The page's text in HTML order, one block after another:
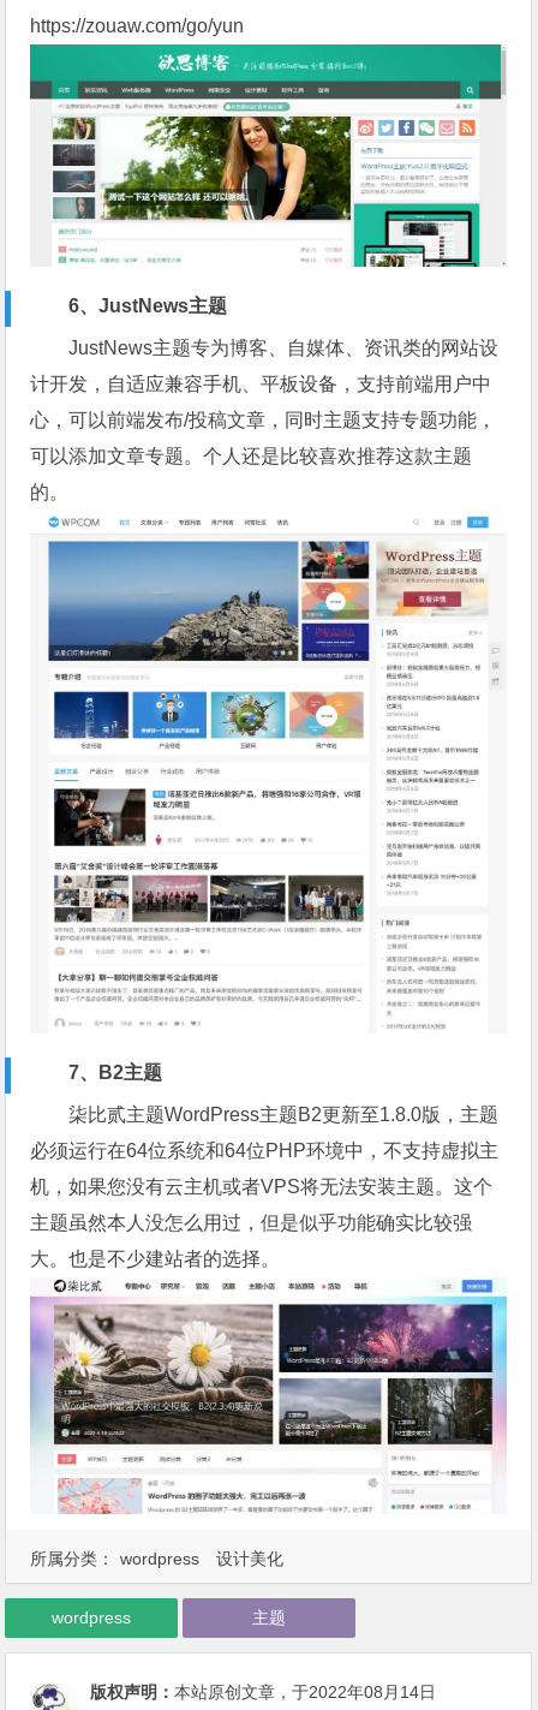
https://zouaw.com/go/yun
6、JustNews主题
JustNews主题专为博客、自媒体、资讯类的网站设
计开发，自适应兼容手机、平板设备，支持前端用户中
心，可以前端发布/投稿文章，同时主题支持专题功能，
可以添加文章专题。个人还是比较喜欢推荐这款主题
的。
7、B2主题
柒比贰主题WordPress主题B2更新至1.8.0版，主题
必须运行在64位系统和64位PHP环境中，不支持虚拟主
机，如果您没有云主机或者VPS将无法安装主题。这个
主题虽然本人没怎么用过，但是似乎功能确实比较强
大。也是不少建站者的选择。
所属分类： wordpress 设计美化
wordpress 主题
版权声明：本站原创文章，于2022年08月14日